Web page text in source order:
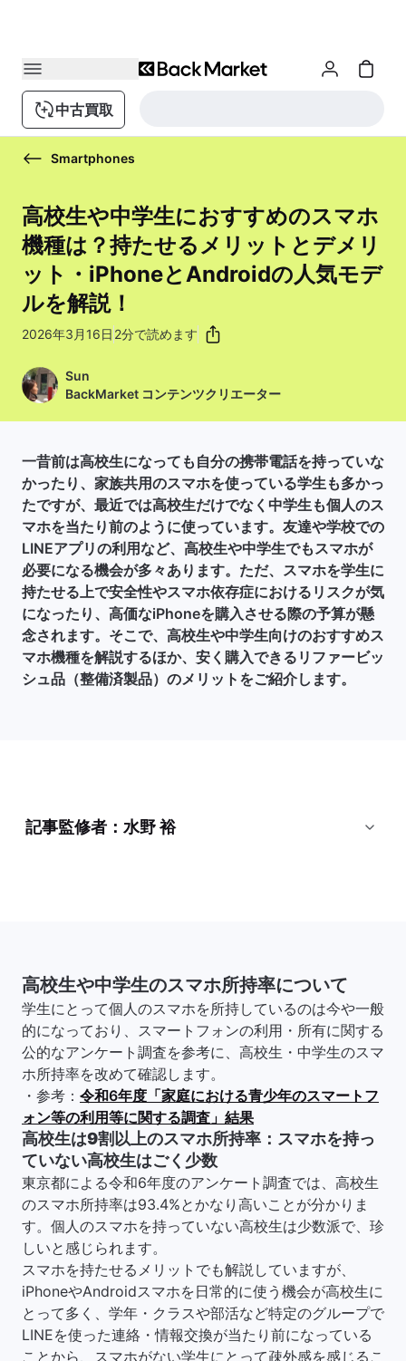
中古買取
Smartphones
高校生や中学生におすすめのスマホ
機種は？持たせるメリットとデメリ
ット・iPhoneとAndroidの人気モデ
ルを解説！
2026年3月16日 2分で読めます
Sun
BackMarket コンテンツクリエーター
一昔前は高校生になっても自分の携帯電話を持っていな
かったり、家族共用のスマホを使っている学生も多かっ
たですが、最近では高校生だけでなく中学生も個人のス
マホを当たり前のように使っています。友達や学校での
LINEアプリの利用など、高校生や中学生でもスマホが
必要になる機会が多々あります。ただ、スマホを学生に
持たせる上で安全性やスマホ依存症におけるリスクが気
になったり、高価なiPhoneを購入させる際の予算が懸
念されます。そこで、高校生や中学生向けのおすすめス
マホ機種を解説するほか、安く購入できるリファービッ
シュ品（整備済製品）のメリットをご紹介します。
記事監修者：水野 裕
高校生や中学生のスマホ所持率について
学生にとって個人のスマホを所持しているのは今や一般
的になっており、スマートフォンの利用・所有に関する
公的なアンケート調査を参考に、高校生・中学生のスマ
ホ所持率を改めて確認します。
・参考： 令和6年度「家庭における青少年のスマートフ
ォン等の利用等に関する調査」結果
高校生は9割以上のスマホ所持率：スマホを持っ
ていない高校生はごく少数
東京都による令和6年度のアンケート調査では、高校生
のスマホ所持率は93.4%とかなり高いことが分かりま
す。個人のスマホを持っていない高校生は少数派で、珍
しいと感じられます。
スマホを持たせるメリットでも解説していますが、
iPhoneやAndroidスマホを日常的に使う機会が高校生に
とって多く、学年・クラスや部活など特定のグループで
LINEを使った連絡・情報交換が当たり前になっている
ことから、スマホがない学生にとって疎外感を感じるこ